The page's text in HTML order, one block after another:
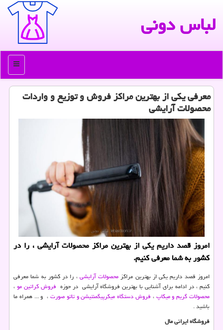
لباس دونی
منو
معرفی یكی از بهترین مراكز فروش و توزیع و واردات
محصولات آرایشی
امروز قصد داریم یكی از بهترین مراكز محصولات آرایشی ، را در
كشور به شما معرفی كنیم.
امروز قصد داریم یکی از بهترین مراکزمحصولات آرایشی، را در کشور به شما معرفی
کنیم ، در ادامه برای آشنایی با بهترین فروشگاه آرایشی در حوزه فروش کراتین مو،
محصولات گریم و میکاپ، فروش دستگاه میکرپیگمنتیشن و تاتو صورت، و ... همراه ما
باشید .
فروشگاه ایرانی مال